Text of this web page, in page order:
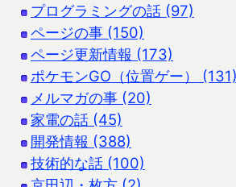
プログラミングの話 (97)
ページの事 (150)
ページ更新情報 (173)
ポケモンGO（位置ゲー） (131)
メルマガの事 (20)
家電の話 (45)
開発情報 (388)
技術的な話 (100)